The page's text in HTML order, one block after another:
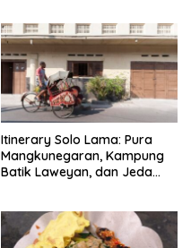
Itinerary Solo Lama: Pura
Mangkunegaran, Kampung
Batik Laweyan, dan Jeda